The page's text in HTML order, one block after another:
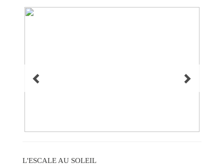
L'ESCALE AU SOLEIL